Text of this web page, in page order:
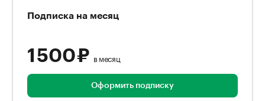
Подписка на месяц
1 500 ₽ в месяц
Оформить подписку